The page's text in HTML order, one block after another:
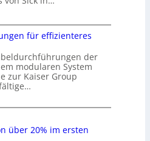
für effizienteres
der
modularen System
zur Kaiser Group
über 20% im ersten